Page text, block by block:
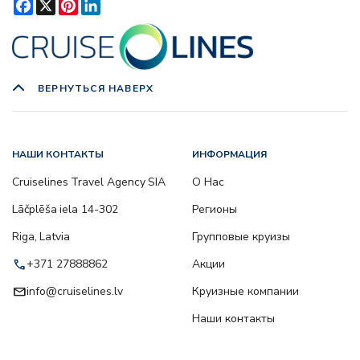
ВЕРНУТЬСЯ НАВЕРХ
НАШИ КОНТАКТЫ
Cruiselines Travel Agency SIA
Lāčplēša iela 14-302
Riga, Latvia
call+371 27888862
emailinfo@cruiselines.lv
ИНФОРМАЦИЯ
О Нас
Регионы
Групповые круизы
Акции
Круизные компании
Наши контакты